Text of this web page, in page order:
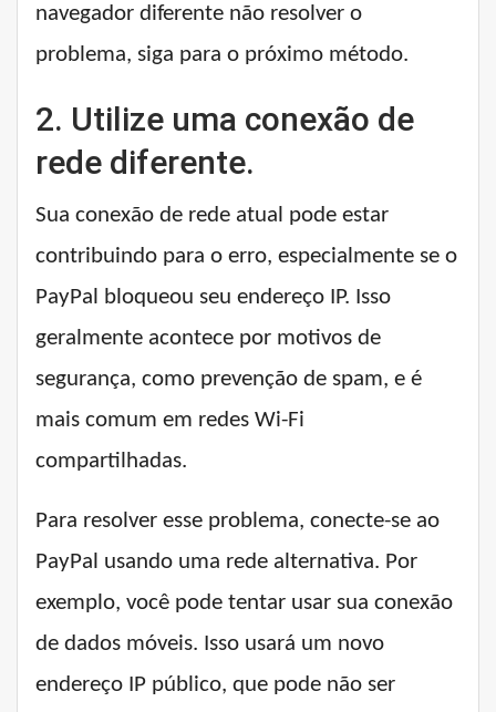
navegador diferente não resolver o
problema, siga para o próximo método.
2. Utilize uma conexão de
rede diferente.
Sua conexão de rede atual pode estar
contribuindo para o erro, especialmente se o
PayPal bloqueou seu endereço IP. Isso
geralmente acontece por motivos de
segurança, como prevenção de spam, e é
mais comum em redes Wi-Fi
compartilhadas.
Para resolver esse problema, conecte-se ao
PayPal usando uma rede alternativa. Por
exemplo, você pode tentar usar sua conexão
de dados móveis. Isso usará um novo
endereço IP público, que pode não ser